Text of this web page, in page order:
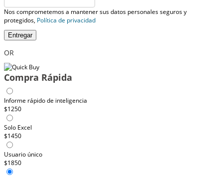
Nos comprometemos a mantener sus datos personales seguros y
protegidos, Política de privacidad
Entregar
OR
Compra Rápida
Informe rápido de inteligencia
$1250
Solo Excel
$1450
Usuario único
$1850